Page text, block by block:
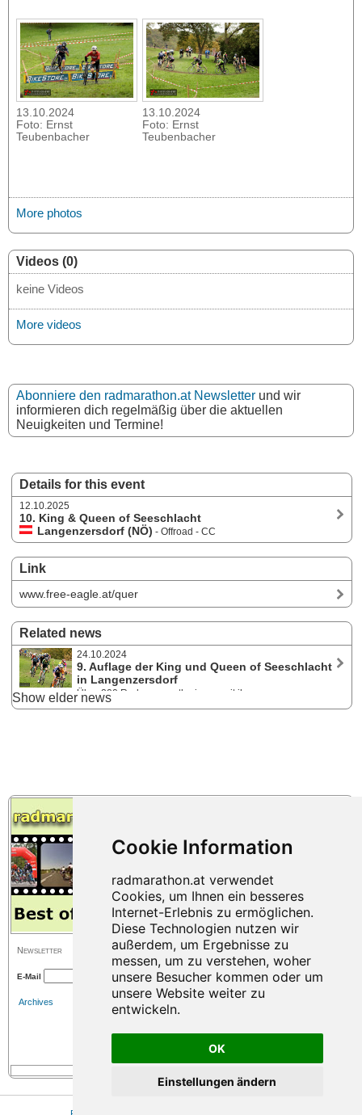
OK
Einstellungen ändern
Details for this event
12.10.2025
10. King & Queen of Seeschlacht
Langenzersdorf (NÖ) - Offroad - CC
Link
www.free-eagle.at/quer
Related news
24.10.2024
9. Auflage der King und Queen of Seeschlacht
in Langenzersdorf
Über 200 Radrennsportler:innen mit ihren
geländegängigen Rennrädern hatten am 13. Oktober 2024 in der
Show elder news
13.10.2024
Foto: Ernst
Teubenbacher
13.10.2024
Foto: Ernst
Teubenbacher
More photos
Videos (0)
keine Videos
More videos
Abonniere den radmarathon.at Newsletter und wir
informieren dich regelmäßig über die aktuellen
Neuigkeiten und Termine!
Newsletter
E-Mail
Archives